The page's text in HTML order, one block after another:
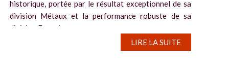
historique, portée par le résultat exceptionnel de sa
division Métaux et la performance robuste de sa
division Energies...
LIRE LA SUITE